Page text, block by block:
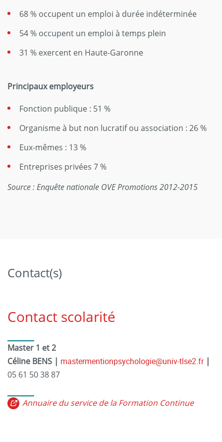
68 % occupent un emploi à durée indéterminée
54 % occupent un emploi à temps plein
31 % exercent en Haute-Garonne
Principaux employeurs
Fonction publique : 51 %
Organisme à but non lucratif ou association : 26 %
Eux-mêmes : 13 %
Entreprises privées 7 %
Source : Enquête nationale OVE Promotions 2012-2015
Contact(s)
Contact scolarité
Master 1 et 2
Céline BENS | mastermentionpsychologie@univ-tlse2.fr |
05 61 50 38 87
Annuaire du service de la Formation Continue